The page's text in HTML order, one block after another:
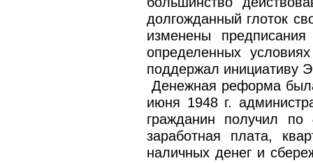
долгожданный глоток
изменены
определенных
поддержал инициативу
Денежная реформа
июня 1948 г.
гражданин получил
заработная плата,
наличных денег и